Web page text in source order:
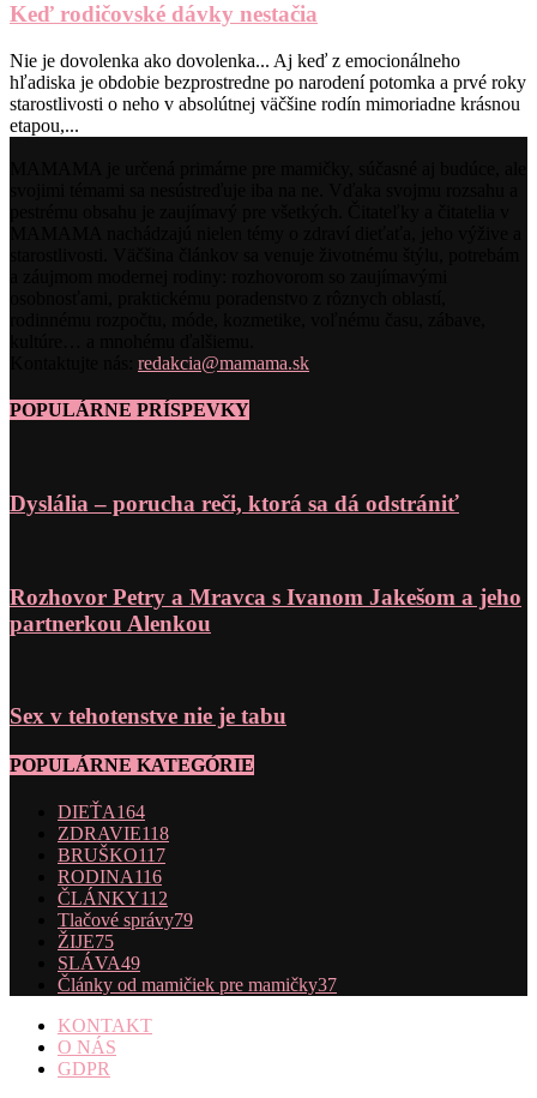
Keď rodičovské dávky nestačia
Nie je dovolenka ako dovolenka... Aj keď z emocionálneho
hľadiska je obdobie bezprostredne po narodení potomka a prvé roky
starostlivosti o neho v absolútnej väčšine rodín mimoriadne krásnou
etapou,...
redakcia@mamama.sk
POPULÁRNE PRÍSPEVKY
Dyslália – porucha reči, ktorá sa dá odstrániť
Rozhovor Petry a Mravca s Ivanom Jakešom a jeho
partnerkou Alenkou
Sex v tehotenstve nie je tabu
POPULÁRNE KATEGÓRIE
DIEŤA164
ZDRAVIE118
BRUŠKO117
RODINA116
ČLÁNKY112
Tlačové správy79
ŽIJE75
SLÁVA49
Články od mamičiek pre mamičky37
KONTAKT
O NÁS
GDPR